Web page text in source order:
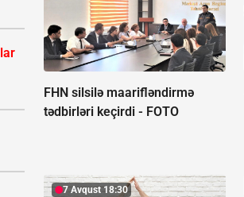
FHN silsilə maarifləndirmə
tədbirləri keçirdi - FOTO
7 Avqust 18:30